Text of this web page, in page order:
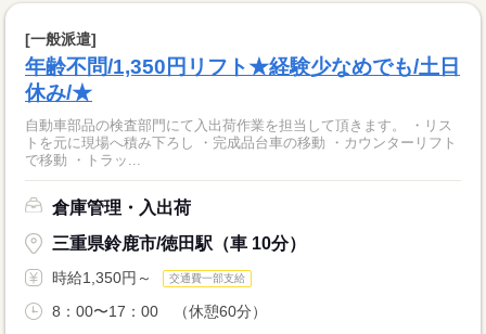
[一般派遣]
年齢不問/1,350円リフト★経験少なめでも/土日
休み/★
自動車部品の検査部門にて入出荷作業を担当して頂きます。 ・リス
トを元に現場へ積み下ろし ・完成品台車の移動 ・カウンターリフト
で移動 ・トラッ...
倉庫管理・入出荷
三重県鈴鹿市/徳田駅（車 10分）
時給1,350円～ 交通費一部支給
8：00〜17：00 （休憩60分）